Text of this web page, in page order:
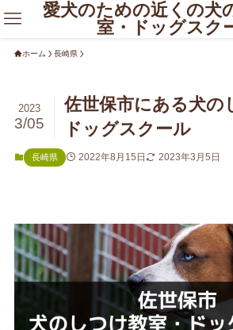
愛犬のための近くの犬
室・ドッグスク
ホーム 長崎県
佐世保市にある犬の
ドッグスクール
2023
3/05
長崎県 2022年8月15日 2023年3月5日